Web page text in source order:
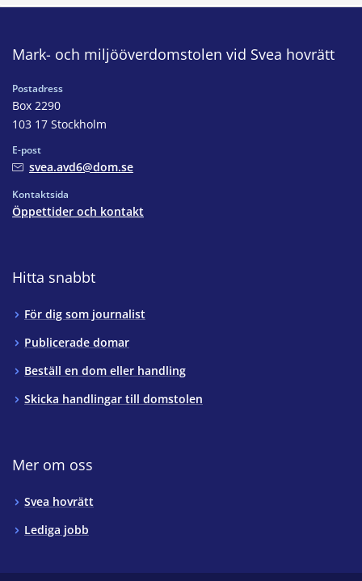
Mark- och miljööverdomstolen vid Svea hovrätt
Postadress
Box 2290
103 17 Stockholm
E-post
svea.avd6@dom.se
Kontaktsida
Öppettider och kontakt
Hitta snabbt
För dig som journalist
Publicerade domar
Beställ en dom eller handling
Skicka handlingar till domstolen
Mer om oss
Svea hovrätt
Lediga jobb